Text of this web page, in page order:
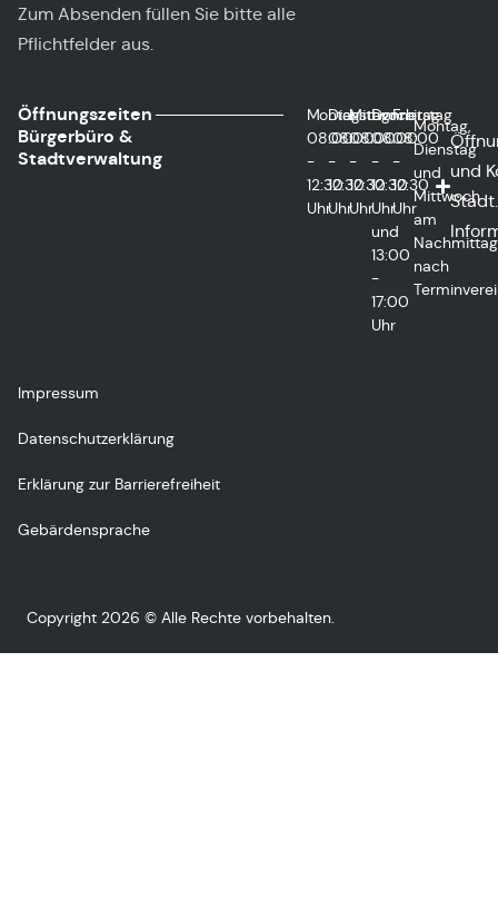
Zum Absenden füllen Sie bitte alle
Pflichtfelder aus.
Öffnungszeiten
Bürgerbüro &
Stadtverwaltung
Montag
08:00
-
12:30
Uhr
Dienstag
08:00
-
12:30
Uhr
Mittwoch
08:00
-
12:30
Uhr
Donnerstag
08:00
-
12:30
Uhr
und
13:00
-
17:00
Uhr
Freitag
08:00
-
12:30
Uhr
Montag,
Dienstag
und
Mittwoch
am
Nachmittag
nach
und
Impressum
Datenschutzerklärung
Erklärung zur Barrierefreiheit
Gebärdensprache
Copyright 2026 © Alle Rechte vorbehalten.